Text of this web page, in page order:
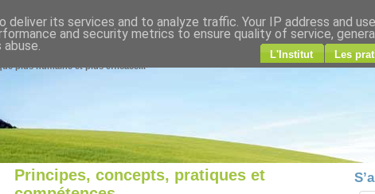
plus humaine et plus efficace...
L'Institut Les
Principes, concepts, pratiques et
its services and to analyze traffic. Your IP address and
and security metrics to ensure quality of service,